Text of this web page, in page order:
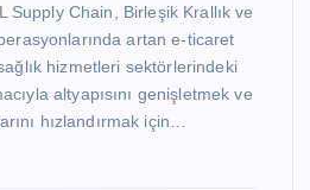
Supply Chain, Birleşik Krallık ve
artan e-ticaret
hizmetleri sektörlerindeki
altyapısını genişletmek ve
hızlandırmak için…